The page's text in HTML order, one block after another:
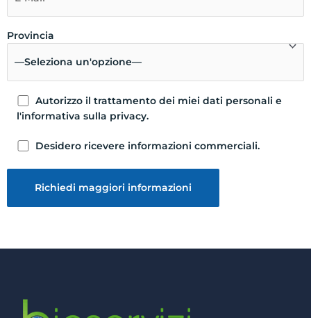
Provincia
Autorizzo il trattamento dei miei dati personali e
l'informativa sulla privacy.
Desidero ricevere informazioni commerciali.